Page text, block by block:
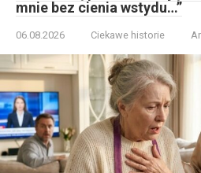
mnie bez cienia wstydu…”
06.08.2026 Ciekawe historie